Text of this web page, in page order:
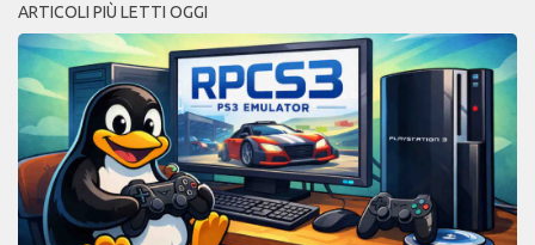
ARTICOLI PIÙ LETTI OGGI